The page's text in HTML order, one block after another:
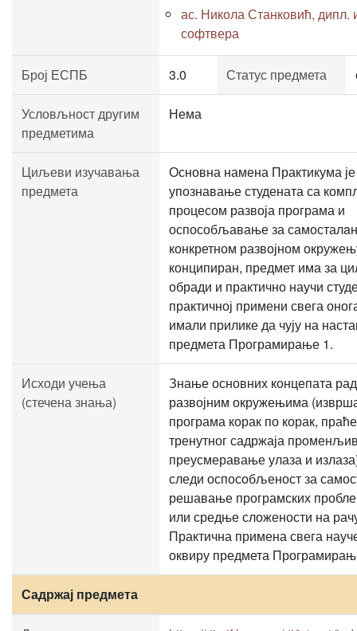
ас. Никола Станковић, дипл.
софтвера
Број ЕСПБ 3.0 Статус предмета
Условљност другим
предметима
Нема
Циљеви изучавања
предмета
Основна намена Практикума је
упознавање студената са
процесом развоја програма и
оспособљавање за
конкретном развојном
конципиран, предмет има за
обради и практично научи
практичној примени свега
имали прилике да чују на
предмета Програмирање 1.
Исходи учења
(стечена знања)
Знање основних концепата
развојним окружењима
програма корак по корак,
тренутног садржаја
преусмеравање улаза и
следи оспособљеност за
решавање програмских
или средње сложености на
Практична примена свега
оквиру предмета
Садржај предмета